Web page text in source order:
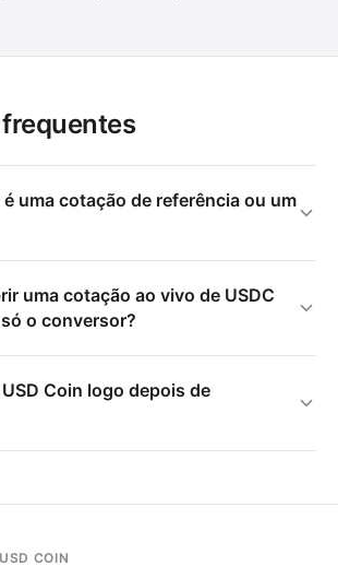
é uma cotação de referência ou um
uma cotação ao vivo de USDC
o conversor?
Coin logo depois de
COIN